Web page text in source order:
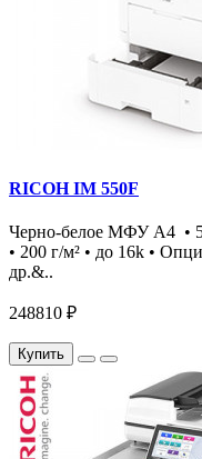
RICOH IM 550F
Черно-белое МФУ А4 •
• 200 г/м² • до 16k •
др.&..
248810 ₽
Купить